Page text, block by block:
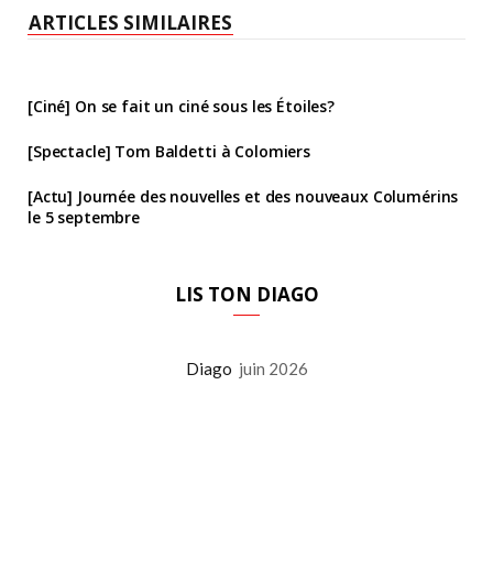
ARTICLES SIMILAIRES
[Ciné] On se fait un ciné sous les Étoiles?
[Spectacle] Tom Baldetti à Colomiers
[Actu] Journée des nouvelles et des nouveaux Columérins
le 5 septembre
LIS TON DIAGO
Diago juin 2026